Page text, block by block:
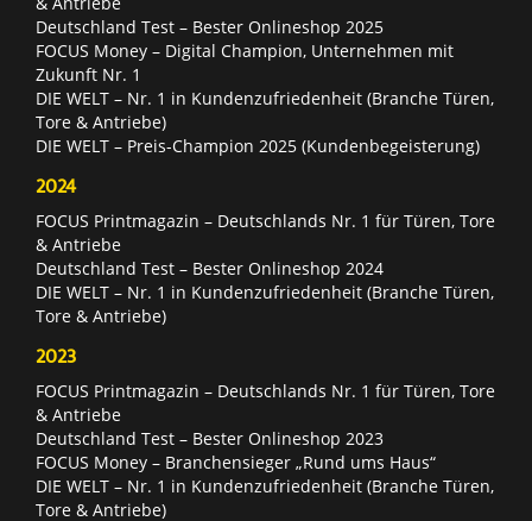
Deutschland Test – Bester Onlineshop 2025
FOCUS Money – Digital Champion, Unternehmen mit
Zukunft Nr. 1
DIE WELT – Nr. 1 in Kundenzufriedenheit (Branche Türen,
Tore & Antriebe)
DIE WELT – Preis-Champion 2025 (Kundenbegeisterung)
2024
FOCUS Printmagazin – Deutschlands Nr. 1 für Türen, Tore
& Antriebe
Deutschland Test – Bester Onlineshop 2024
DIE WELT – Nr. 1 in Kundenzufriedenheit (Branche Türen,
Tore & Antriebe)
2023
FOCUS Printmagazin – Deutschlands Nr. 1 für Türen, Tore
& Antriebe
Deutschland Test – Bester Onlineshop 2023
FOCUS Money – Branchensieger „Rund ums Haus“
DIE WELT – Nr. 1 in Kundenzufriedenheit (Branche Türen,
Tore & Antriebe)